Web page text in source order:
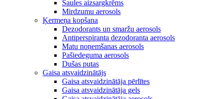
Saules aizsargkrēms
Mirdzumu aerosols
Ķermeņa kopšana
Dezodorants un smaržu aerosols
Antiperspiranta dezodoranta aerosols
Matu noņemšanas aerosols
Pašiedeguma aerosols
Dušas putas
Gaisa atsvaidzinātājs
Gaisa atsvaidzinātāja pērlītes
Gaisa atsvaidzinātāja gels